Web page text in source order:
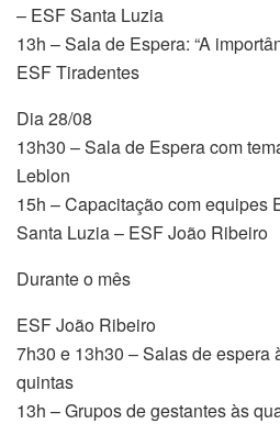
– ESF Santa Luzia
13h – Sala de Espera: “A
ESF Tiradentes
Dia 28/08
13h30 – Sala de Espera com
Leblon
15h – Capacitação com equipes
Santa Luzia – ESF João Ribeiro
Durante o mês
ESF João Ribeiro
7h30 e 13h30 – Salas de espera
quintas
13h – Grupos de gestantes às